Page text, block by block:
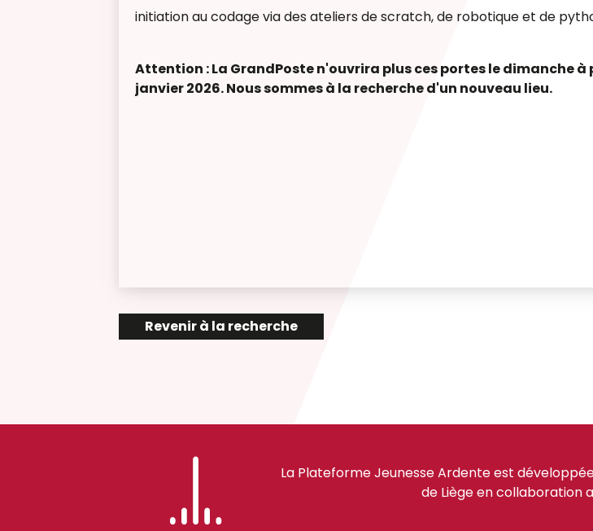
initiation au codage via des ateliers de scratch, de robotique et de
Attention : La GrandPoste n'ouvrira plus ces portes le dimanche à
janvier 2026. Nous sommes à la recherche d'un nouveau lieu.
Revenir à la recherche
La Plateforme Jeunesse Ardente est
de Liège en collaboration